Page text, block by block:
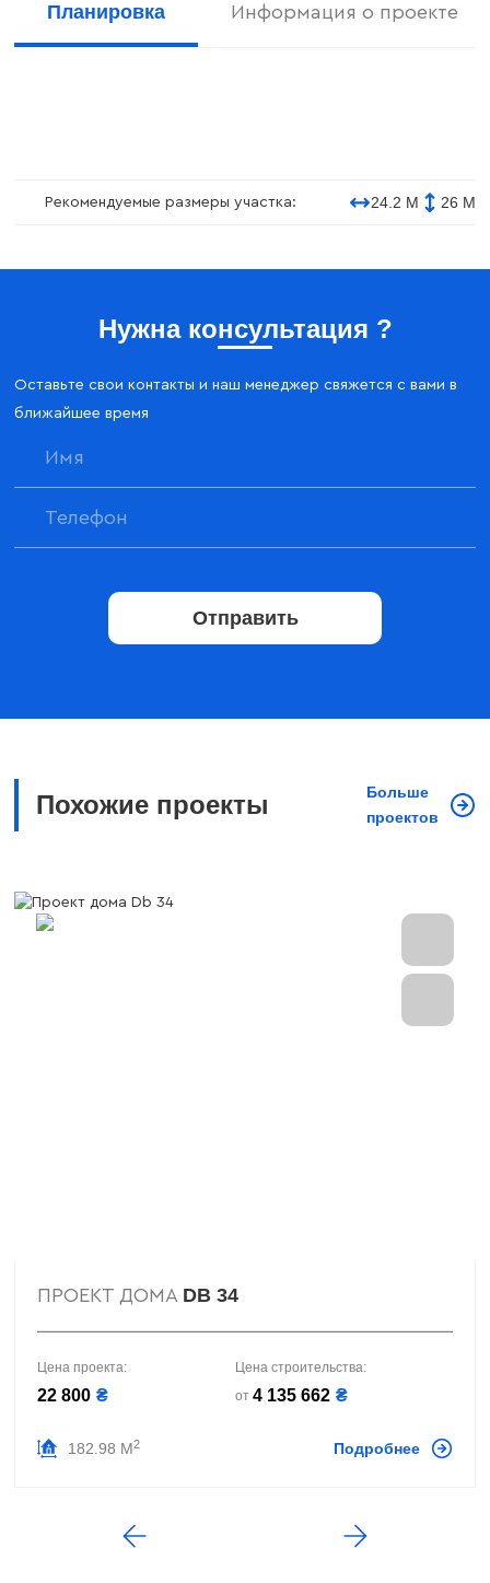
Планировка Информация о проекте
Рекомендуемые размеры участка: 24.2 М 26 М
Нужна консультация ?
Оставьте свои контакты и наш менеджер свяжется с вами в
ближайшее время
Отправить
Похожие проекты
Больше
проектов
ПРОЕКТ ДОМА DB 34
Цена проекта:
22 800 ₴
Цена строительства:
от 4 135 662 ₴
182.98 М2 Подробнее